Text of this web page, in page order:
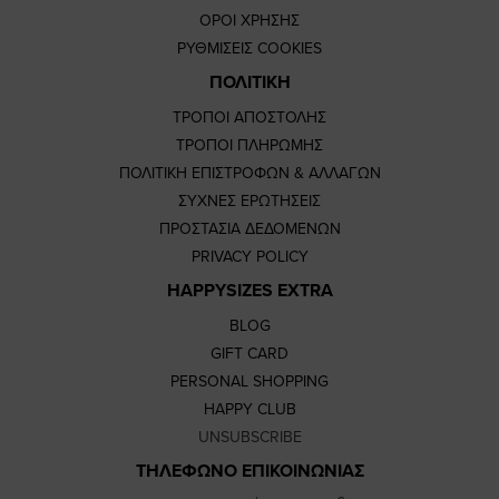
ΟΡΟΙ ΧΡΗΣΗΣ
ΡΥΘΜΙΣΕΙΣ COOKIES
ΠΟΛΙΤΙΚΗ
ΤΡΟΠΟΙ ΑΠΟΣΤΟΛΗΣ
ΤΡΟΠΟΙ ΠΛΗΡΩΜΗΣ
ΠΟΛΙΤΙΚΗ ΕΠΙΣΤΡΟΦΩΝ & ΑΛΛΑΓΩΝ
ΣΥΧΝΕΣ ΕΡΩΤΗΣΕΙΣ
ΠΡΟΣΤΑΣΙΑ ΔΕΔΟΜΕΝΩΝ
PRIVACY POLICY
HAPPYSIZES EXTRA
BLOG
GIFT CARD
PERSONAL SHOPPING
HAPPY CLUB
UNSUBSCRIBE
ΤΗΛΕΦΩΝΟ ΕΠΙΚΟΙΝΩΝΙΑΣ